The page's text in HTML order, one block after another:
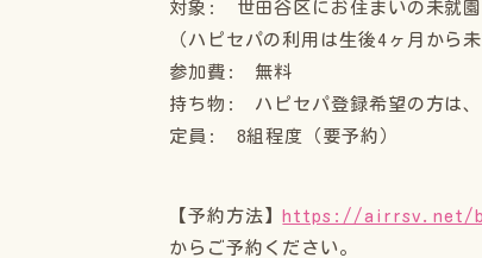
対象: 世田谷区にお住まいの未就園
（ハピセパの利用は生後4ヶ月から
参加費: 無料
持ち物: ハピセパ登録希望の方は、
定員: 8組程度（要予約）
【予約方法】 https://airrsv.net/
からご予約ください。